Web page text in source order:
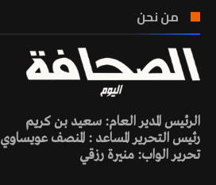
من نحن
الرئيس المدير العام: سعيد بن كريم
رئيس التحرير المساعد : المنصف عويساوي
تحرير الواب: منيرة رزقي